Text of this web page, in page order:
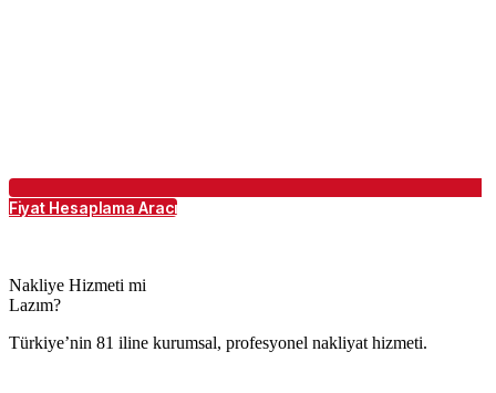
Fiyat Hesaplama Aracı
Nakliye Hizmeti mi
Lazım?
Türkiye’nin 81 iline kurumsal, profesyonel nakliyat hizmeti.